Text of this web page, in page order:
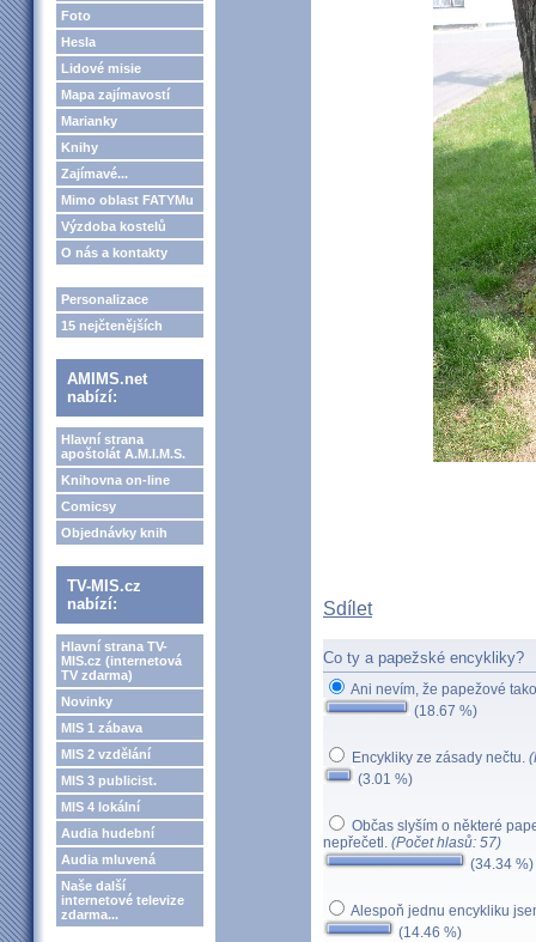
Foto
Hesla
Lidové misie
Mapa zajímavostí
Marianky
Knihy
Zajímavé...
Mimo oblast FATYMu
Výzdoba kostelů
O nás a kontakty
Personalizace
15 nejčtenějších
AMIMS.net
nabízí:
Hlavní strana
apoštolát A.M.I.M.S.
Knihovna on-line
Comicsy
Objednávky knih
TV-MIS.cz
nabízí:
Hlavní strana TV-
MIS.cz (internetová
TV zdarma)
Novinky
MIS 1 zábava
MIS 2 vzdělání
MIS 3 publicist.
MIS 4 lokální
Audia hudební
Audia mluvená
Naše další
internetové televize
zdarma...
Sdílet
Co ty a papežské encykliky?
Ani nevím, že papežové
(18.67 %)
Encykliky ze zásady nečtu.
(3.01 %)
Občas slyším o některé
nepřečetl. (Počet hlasů: 57)
(34.34 %)
Alespoň jednu encykliku
(14.46 %)